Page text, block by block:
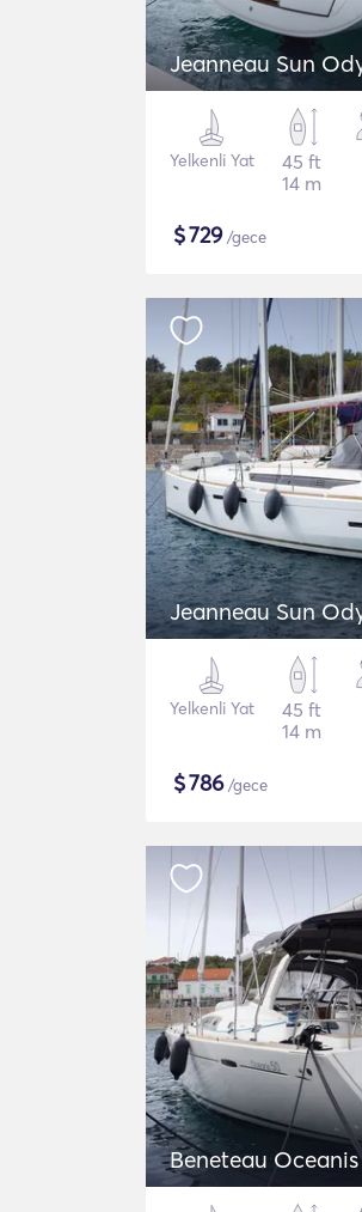
Jeanneau Sun
Yelkenli Yat
45 ft
14 m
$729/gece
Jeanneau Sun
Yelkenli Yat
45 ft
14 m
$786/gece
Beneteau